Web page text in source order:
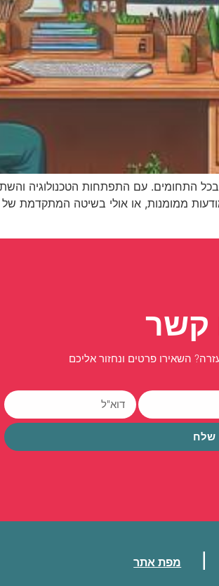
התחומים. עם התפתחות הטכנולוגיה
קשר
השאירו פרטים ונחזור אליכם
שלח
| מפת אתר